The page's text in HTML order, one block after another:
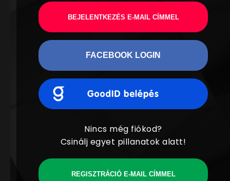
BEJELENTKEZÉS E-MAIL CÍMMEL
FACEBOOK LOGIN
Nincs még fiókod?
Csinálj egyet pillanatok alatt!
REGISZTRÁCIÓ E-MAIL CÍMMEL